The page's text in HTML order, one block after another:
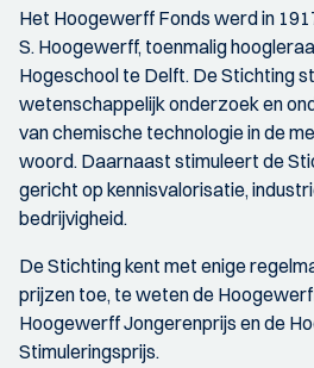
Het Hoogewerff Fonds werd in
S. Hoogewerff, toenmalig
Hogeschool te Delft. De Stichting
wetenschappelijk onderzoek en
van chemische technologie in de
woord. Daarnaast stimuleert de
gericht op kennisvalorisatie,
bedrijvigheid.
De Stichting kent met enige
prijzen toe, te weten de
Hoogewerff Jongerenprijs en de
Stimuleringsprijs.